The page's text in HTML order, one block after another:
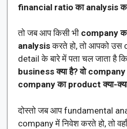
financial ratio का analysis
तो जब आप किसी भी company
analysisकरते हो, तो आपको उस
detail के बारे में पता चल जाता है
business क्या है? वो
company का product क्या-
दोस्तो जब आप fundamental
company में निवेश करते हो, तो